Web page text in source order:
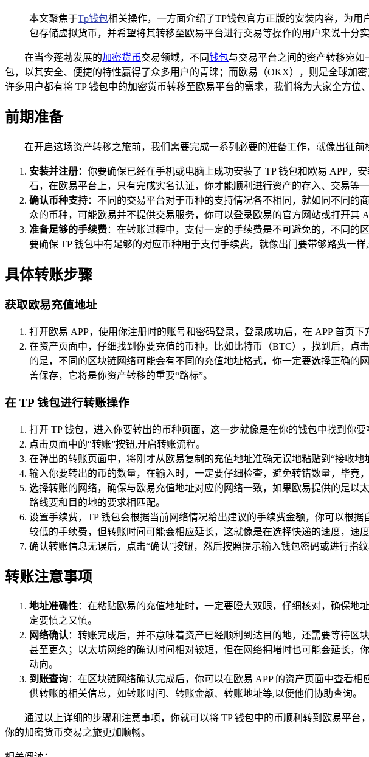
本文聚焦于Tp钱包相关操作，一方面介绍了TP钱包官方正版的安装内容，为
包存储虚拟货币，并希望将其转移至欧易平台进行交易等操作的用户来说十分
在当今蓬勃发展的加密货币交易领域，不同钱包与交易平台之间的资产转移宛如
包，以其安全、便捷的特性赢得了众多用户的青睐；而欧易（OKX），则是全球加
许多用户都有将 TP 钱包中的加密货币转移至欧易平台的需求，我们将为大家全方位
前期准备
在开启这场资产转移之旅前，我们需要完成一系列必要的准备工作，就像出征前
安装并注册：你要确保已经在手机或电脑上成功安装了 TP 钱包和欧易 APP
石，在欧易平台上，只有完成实名认证，你才能顺利进行资产的存入、交易等
确认币种支持：不同的交易平台对于币种的支持情况各不相同，就如同不同的
众的币种，可能欧易并不提供交易服务，你可以登录欧易的官方网站或打开其
准备足够的手续费：在转账过程中，支付一定的手续费是不可避免的，不同的
要确保 TP 钱包中有足够的对应币种用于支付手续费，就像出门要带够路费一样
具体转账步骤
获取欧易充值地址
打开欧易 APP，使用你注册时的账号和密码登录，登录成功后，在 APP 首页
在资产页面中，仔细找到你要充值的币种，比如比特币（BTC），找到后，点
的是，不同的区块链网络可能会有不同的充值地址格式，你一定要选择正确的
善保存，它将是你资产转移的重要“路标”。
在 TP 钱包进行转账操作
打开 TP 钱包，进入你要转出的币种页面，这一步就像是在你的钱包中找到你要
点击页面中的“转账”按钮,开启转账流程。
在弹出的转账页面中，将刚才从欧易复制的充值地址准确无误地粘贴到“接收
输入你要转出的币的数量，在输入时，一定要仔细检查，避免转错数量，毕竟
选择转账的网络，确保与欧易充值地址对应的网络一致，如果欧易提供的是以
路线要和目的地的要求相匹配。
设置手续费，TP 钱包会根据当前网络情况给出建议的手续费金额，你可以根
较低的手续费，但转账时间可能会相应延长，这就像是在选择快递的速度，速
确认转账信息无误后，点击“确认”按钮，然后按照提示输入钱包密码或进行指
转账注意事项
地址准确性：在粘贴欧易的充值地址时，一定要瞪大双眼，仔细核对，确保
定要慎之又慎。
网络确认：转账完成后，并不意味着资产已经顺利到达目的地，还需要等待
甚至更久；以太坊网络的确认时间相对较短，但在网络拥堵时也可能会延长，
动向。
到账查询：在区块链网络确认完成后，你可以在欧易 APP 的资产页面中查看
供转账的相关信息，如转账时间、转账金额、转账地址等,以便他们协助查询。
通过以上详细的步骤和注意事项，你就可以将 TP 钱包中的币顺利转到欧易平
你的加密货币交易之旅更加顺畅。